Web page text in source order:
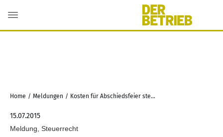
Home / Meldungen / Kosten für Abschiedsfeier steuerlich abzugsfähig
15.07.2015
Meldung, Steuerrecht